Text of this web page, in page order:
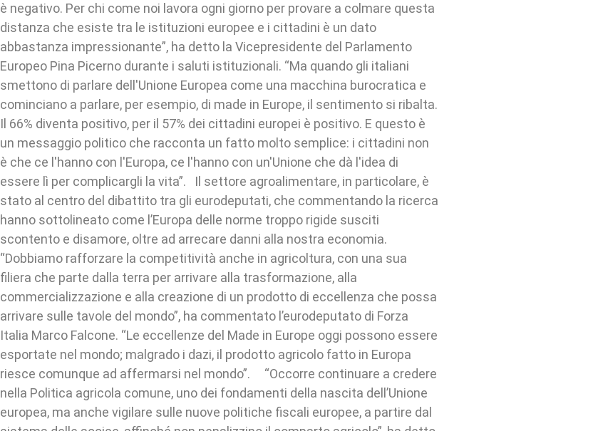
è negativo. Per chi come noi lavora ogni giorno per provare a colmare questa
distanza che esiste tra le istituzioni europee e i cittadini è un dato
abbastanza impressionante”, ha detto la Vicepresidente del Parlamento
Europeo Pina Picerno durante i saluti istituzionali. “Ma quando gli italiani
smettono di parlare dell'Unione Europea come una macchina burocratica e
cominciano a parlare, per esempio, di made in Europe, il sentimento si ribalta.
Il 66% diventa positivo, per il 57% dei cittadini europei è positivo. E questo è
un messaggio politico che racconta un fatto molto semplice: i cittadini non
è che ce l'hanno con l'Europa, ce l'hanno con un'Unione che dà l'idea di
essere lì per complicargli la vita”. Il settore agroalimentare, in particolare, è
stato al centro del dibattito tra gli eurodeputati, che commentando la ricerca
hanno sottolineato come l’Europa delle norme troppo rigide susciti
scontento e disamore, oltre ad arrecare danni alla nostra economia.
“Dobbiamo rafforzare la competitività anche in agricoltura, con una sua
filiera che parte dalla terra per arrivare alla trasformazione, alla
commercializzazione e alla creazione di un prodotto di eccellenza che possa
arrivare sulle tavole del mondo”, ha commentato l’eurodeputato di Forza
Italia Marco Falcone. “Le eccellenze del Made in Europe oggi possono essere
esportate nel mondo; malgrado i dazi, il prodotto agricolo fatto in Europa
riesce comunque ad affermarsi nel mondo”. “Occorre continuare a credere
nella Politica agricola comune, uno dei fondamenti della nascita dell’Unione
europea, ma anche vigilare sulle nuove politiche fiscali europee, a partire dal